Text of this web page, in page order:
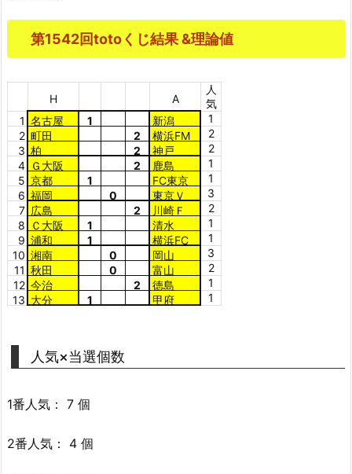
第1542回totoくじ結果 &理論値
H A
人
気
1 名古屋 1 新潟
1
2 町田 2 横浜FM
2
3 柏 2 神戸
2
4 Ｇ大阪 2 鹿島
1
5 京都 1 FC東京
1
6 福岡 0 東京Ｖ
3
7 広島 2 川崎Ｆ
2
8
Ｃ大阪 1 清水
1
9 浦和 1 横浜FC
1
10 湘南 0 岡山
3
11 秋田 0 富山
2
12 今治 2 徳島
1
13 大分 1 甲府 1
人気×当選個数
1番人気： 7 個
2番人気： 4 個